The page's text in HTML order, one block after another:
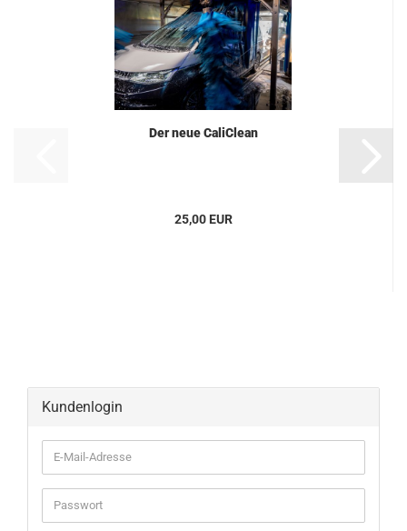
Der neue CaliClean
25,00 EUR
Kundenlogin
E-
Mail-
Adresse
Passwort